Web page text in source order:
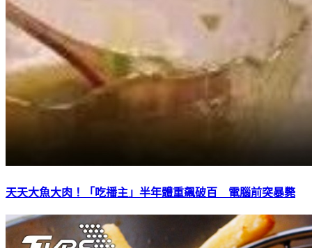
天天大魚大肉！「吃播主」半年體重飆破百 電腦前突暴斃